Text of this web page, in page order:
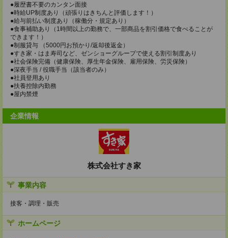
●履歴書不要のカンタン面接
●時給UP制度あり（頑張りはきちんと評価します！）
●給与前払い制度あり（稼働分・規定あり）
●食事補助あり（1時間以上の勤務で、一部商品を割引価格で食べることが
できます！）
●制服貸与 （5000円お預かり/返却後返金）
●すき家・はま寿司など、ゼンショーグループで使える割引制度あり
●社会保険完備（健康保険、厚生年金保険、雇用保険、労災保険）
●深夜手当 / 役職手当（該当者のみ）
●社員登用あり
●扶養控除内勤務
●屋内禁煙
企業情報
株式会社すき家
事業内容
接客・調理・販売
ホームページ